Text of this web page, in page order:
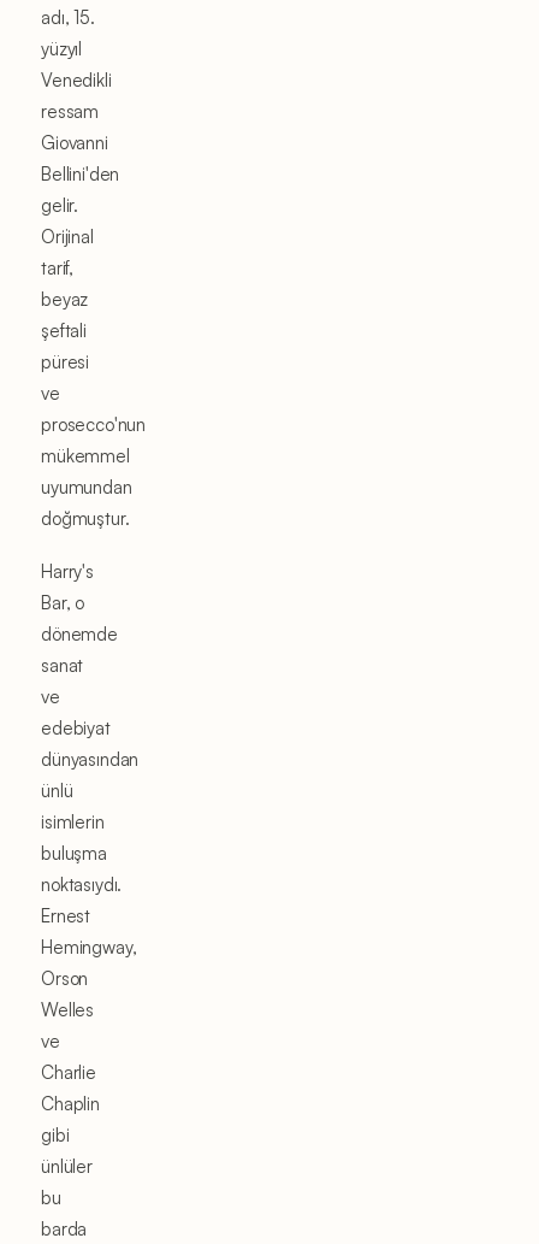
adı, 15.
yüzyıl
Venedikli
ressam
Giovanni
Bellini'den
gelir.
Orijinal
tarif,
beyaz
şeftali
püresi
ve
prosecco'nun
mükemmel
uyumundan
doğmuştur.
Harry's
Bar, o
dönemde
sanat
ve
edebiyat
dünyasından
ünlü
isimlerin
buluşma
noktasıydı.
Ernest
Hemingway,
Orson
Welles
ve
Charlie
Chaplin
gibi
ünlüler
bu
barda